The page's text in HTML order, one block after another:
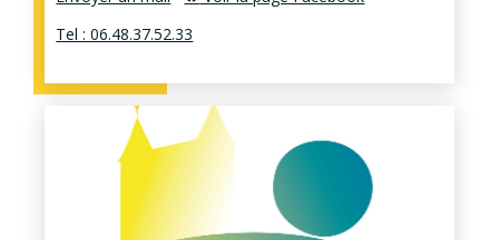
Tel : 06.48.37.52.33